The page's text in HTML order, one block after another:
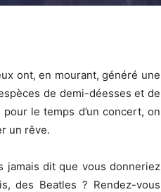
ont, en mourant, généré une
de demi-déesses et de
le temps d’un concert, on
un rêve.
jamais dit que vous donneriez
des Beatles ? Rendez-vous